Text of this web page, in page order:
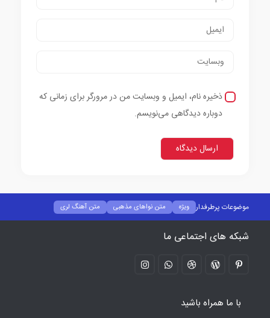
ذخیره نام، ایمیل و وبسایت من در مرورگر برای زمانی که
دوباره دیدگاهی می‌نویسم.
موضوعات پرطرفدار ویژه متن نواهای مذهبی
متن آهنگ لری
متن آهنگ کردی
متن آهنگ رپ متن آهنگ خارجی
متن آهنگ ترکی
متن آهنگ ایرانی پاپ
بیوگرافی خواننده هاشبکه های اجتماعی ما
با ما همراه باشید